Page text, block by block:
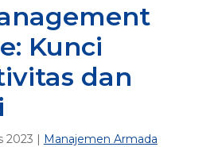
Kunci
dan
2023 | Manajemen Armada